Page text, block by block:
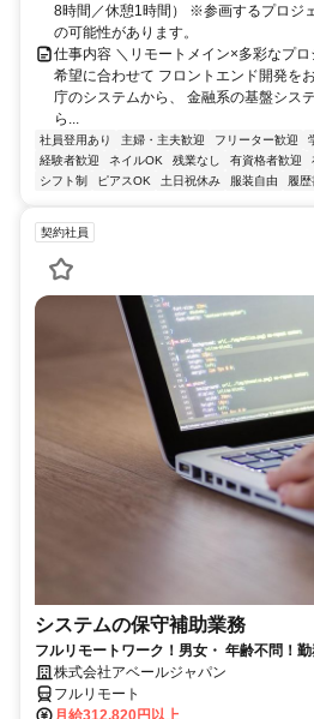
8時間／休憩1時間） ※参画するプロジ
の可能性があります。
仕事内容 ＼リモートメイン×多彩なプ
希望に合わせて フロントエンド開発を
庁のシステムから、 金融系の基盤シス
ら...
社員登用あり 主婦・主夫歓迎 フリーター歓迎
経験者歓迎
ネイルOK 残業なし 有資格者歓迎
シフト制
ピアスOK 土日祝休み 服装自由 履
契約社員
システムの保守補助業務
フルリモートワーク！男女・ 年齢不問！勤
株式会社アベールジャパン
フルリモート
月給312,820円以上